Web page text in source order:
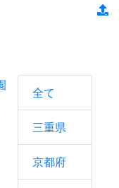
全て
三重県
京都府